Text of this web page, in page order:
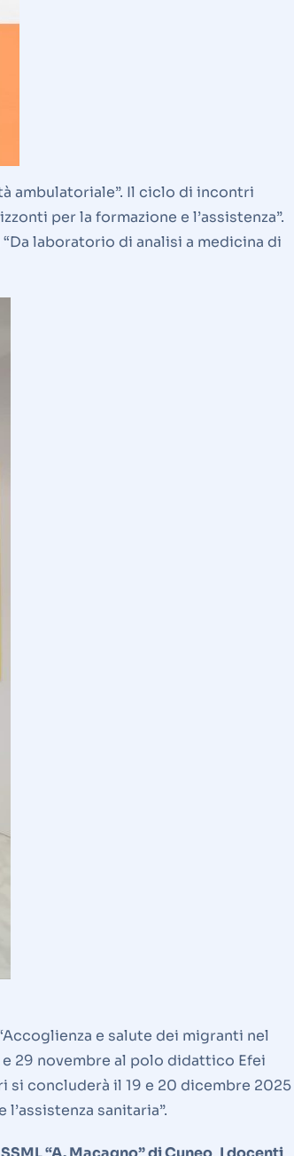
ambulatoriale”. Il ciclo di incontri
per la formazione e l’assistenza”.
laboratorio di analisi a medicina di
e salute dei migranti nel
29 novembre al polo didattico Efei
si concluderà il 19 e 20 dicembre 2025
sanitaria”.